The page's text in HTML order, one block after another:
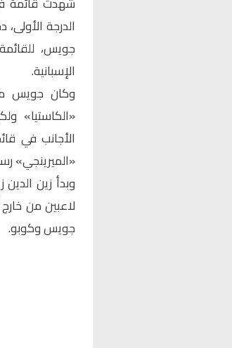
الدرجة
جويس،
الإسبانية.
وكان جويس
«الكاستيا»
الأجانب في
«الميرينجي»
وبدأ زين
لاعبين من
جويس وكوبو.